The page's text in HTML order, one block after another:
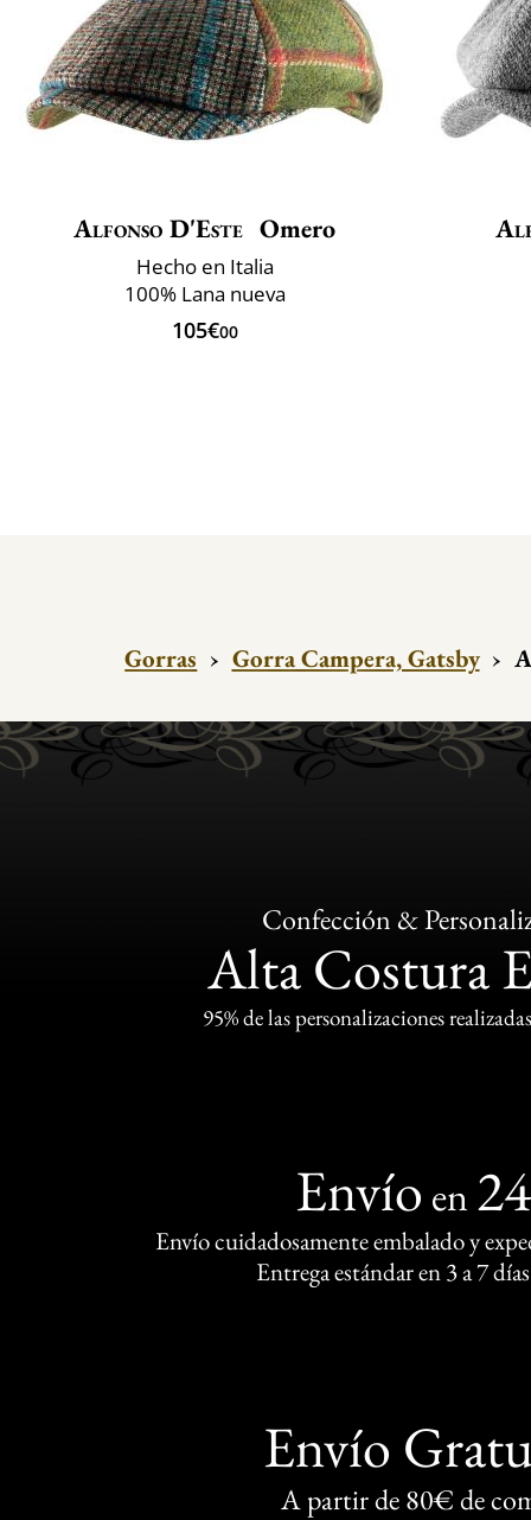
Alfonso D'Este Omero
Hecho en Italia
100% Lana nueva
105€00
Gorras › Gorra Campera, Gatsby ›
Confección &
Alta Costura
95% de las personalizaciones
Envío en
Envío cuidadosamente embalado y
Entrega estándar en 3 a 7
Envío
A partir de 80€ de